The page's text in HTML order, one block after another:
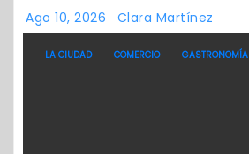
Ago 10, 2026 Clara Martínez
LA CIUDAD COMERCIO GASTRONOMÍA